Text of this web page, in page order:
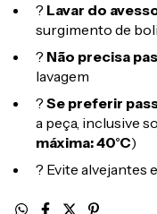
? Lavar do
surgimento de
? Não precisa
lavagem
? Se preferir
a peça, inclusive
máxima: 40°C)
? Evite alvejantes